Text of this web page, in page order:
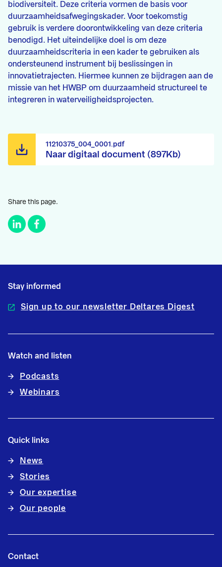
biodiversiteit. Deze criteria vormen de basis voor
duurzaamheidsafwegingskader. Voor toekomstig
gebruik is verdere doorontwikkeling van deze criteria
benodigd. Het uiteindelijke doel is om deze
duurzaamheidscriteria in een kader te gebruiken als
ondersteunend instrument bij beslissingen in
innovatietrajecten. Hiermee kunnen ze bijdragen aan de
missie van het HWBP om duurzaamheid structureel te
integreren in waterveiligheidsprojecten.
Naar digitaal document (897Kb)
11210375_004_0001.pdf
Share this page.
Stay informed
Sign up to our newsletter Deltares Digest
Watch and listen
Podcasts
Webinars
Quick links
News
Stories
Our expertise
Our people
Contact